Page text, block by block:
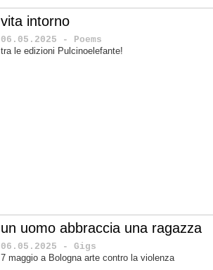
vita intorno
06.05.2025 - Poems
tra le edizioni Pulcinoelefante!
un uomo abbraccia una ragazza
06.05.2025 - Gigs
7 maggio a Bologna arte contro la violenza